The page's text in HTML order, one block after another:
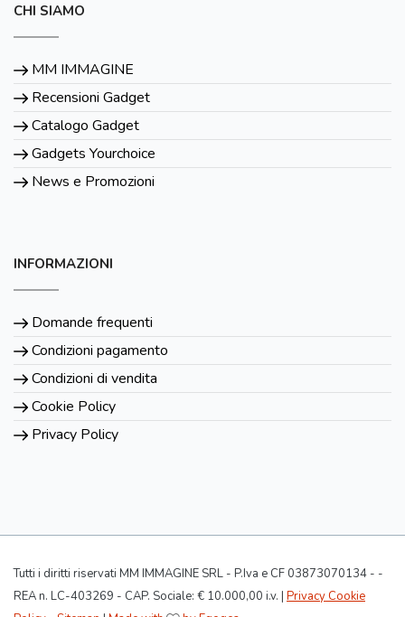
CHI SIAMO
MM IMMAGINE
Recensioni Gadget
Catalogo Gadget
Gadgets Yourchoice
News e Promozioni
INFORMAZIONI
Domande frequenti
Condizioni pagamento
Condizioni di vendita
Cookie Policy
Privacy Policy
Tutti i diritti riservati MM IMMAGINE SRL - P.Iva e CF 03873070134 - -
REA n. LC-403269 - CAP. Sociale: € 10.000,00 i.v. | Privacy Cookie